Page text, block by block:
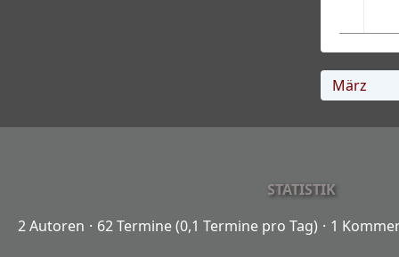
STATISTIK
2 Autoren
62 Termine (0,1 Termine pro Tag) 1